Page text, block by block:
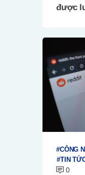
được
CÔNG
TIN
0